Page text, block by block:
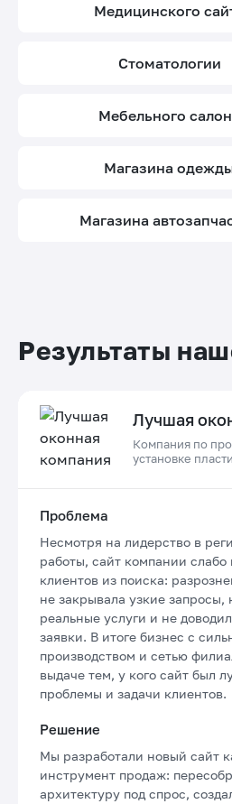
медицинского
стоматологии
мебельного
магазина
магазина
Результаты
Лучшая
Компания по
установке
Проблема
Несмотря на лидерство в
работы, сайт компании слабо
клиентов из поиска:
не закрывала узкие запросы,
реальные услуги и не
заявки. В итоге бизнес с
производством и сетью
выдаче тем, у кого сайт был
проблемы и задачи клиентов.
Решение
Мы разработали новый сайт
инструмент продаж:
архитектуру под спрос,